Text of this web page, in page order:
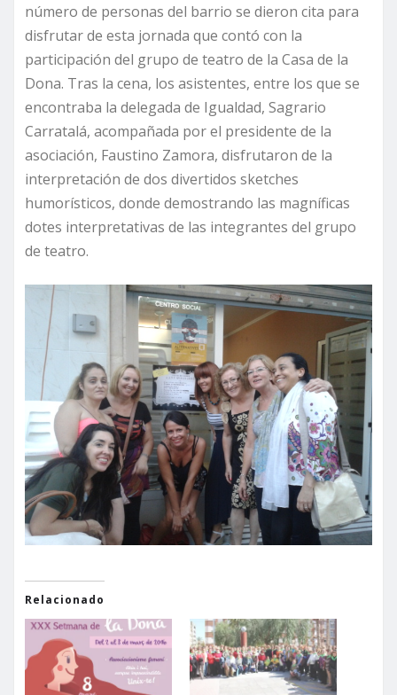
número de personas del barrio se dieron cita para
disfrutar de esta jornada que contó con la
participación del grupo de teatro de la Casa de la
Dona. Tras la cena, los asistentes, entre los que se
encontraba la delegada de Igualdad, Sagrario
Carratalá, acompañada por el presidente de la
asociación, Faustino Zamora, disfrutaron de la
interpretación de dos divertidos sketches
humorísticos, donde demostrando las magníficas
dotes interpretativas de las integrantes del grupo
de teatro.
Relacionado